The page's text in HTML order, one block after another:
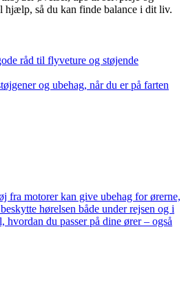
hjælp, så du kan finde balance i dit liv.
råd til flyveture og støjende
og ubehag, når du er på farten
fra motorer kan give ubehag for ørerne,
hørelsen både under rejsen og i
hvordan du passer på dine ører – også